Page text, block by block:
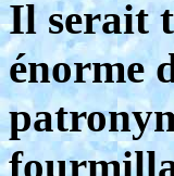
Il serait
énorme